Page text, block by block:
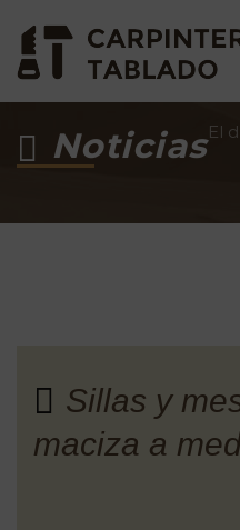
NoticiasEl
Sillas y
maciza a